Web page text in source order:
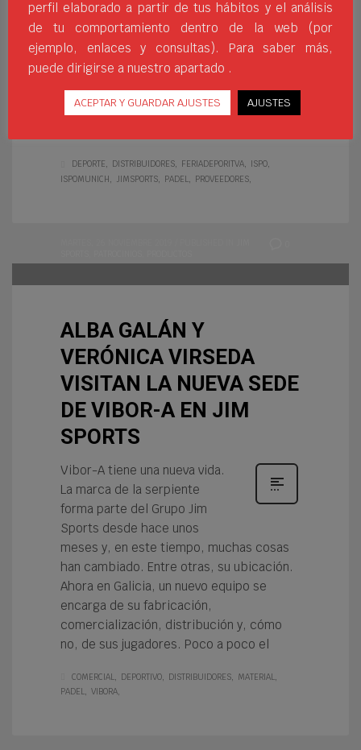
está preparando todo para
presentarte todas las novedades en las
que estamos trabajando para el próximo
2026. ISPO es uno de los principales
eventos relacionados con el ámbito
deportivo ya que reúne en un mismo
DEPORTE DISTRIBUIDORES FERIADEPORITVA
ISPO
ISPOMUNICH
JIMSPORTS PADEL PROVEEDORES
ALBA GALÁN Y
VERÓNICA VIRSEDA
VISITAN LA NUEVA SEDE
DE VIBOR-A EN JIM
SPORTS
Vibor-A tiene una nueva vida.
La marca de la serpiente
forma parte del Grupo Jim
Sports desde hace unos
meses y, en este tiempo, muchas cosas
han cambiado. Entre otras, su ubicación.
Ahora en Galicia, un nuevo equipo se
encarga de su fabricación,
comercialización, distribución y, cómo
no, de sus jugadores. Poco a poco el
COMERCIAL DEPORTIVO DISTRIBUIDORES
MATERIAL
PADEL
VIBORA
perfil elaborado a partir de tus hábitos y el análisis
de tu comportamiento dentro de la web (por
ejemplo, enlaces y consultas). Para saber más,
puede dirigirse a nuestro apartado .
ACEPTAR Y GUARDAR AJUSTES AJUSTES